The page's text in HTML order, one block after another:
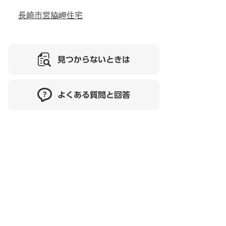
長崎市営脇岬住宅
見つからないときは
よくある質問と回答